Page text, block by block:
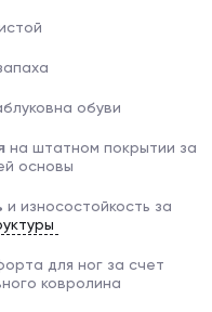
на обуви
наштатном покрытии за
основы
иизносостойкость за
для ног за счет
ковролина